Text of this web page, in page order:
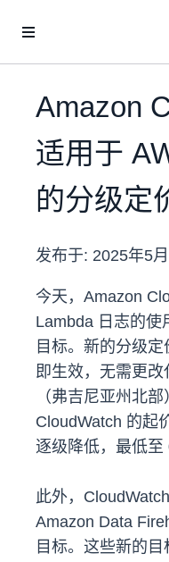
Amazon
适用于
的分级定
发布于: 2025年5
今天，Amazon
Lambda 日志的使
目标。新的分级
即生效，无需更
（弗吉尼亚州北
CloudWatch 的起
逐级降低，最低至
此外，
Amazon Data
目标。这些新的